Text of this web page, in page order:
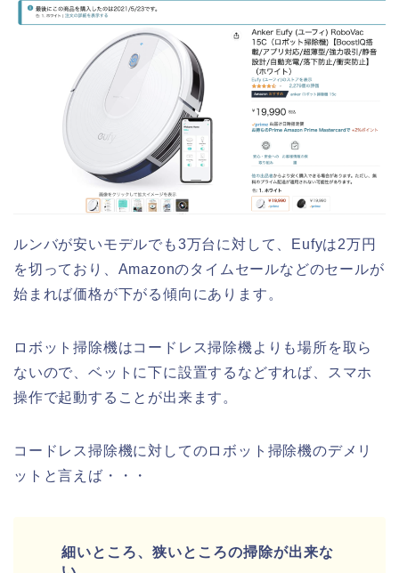
ルンバが安いモデルでも3万台に対して、Eufyは2万円
を切っており、Amazonのタイムセールなどのセールが
始まれば価格が下がる傾向にあります。
ロボット掃除機はコードレス掃除機よりも場所を取ら
ないので、ベットに下に設置するなどすれば、スマホ
操作で起動することが出来ます。
コードレス掃除機に対してのロボット掃除機のデメリ
ットと言えば・・・
細いところ、狭いところの掃除が出来な